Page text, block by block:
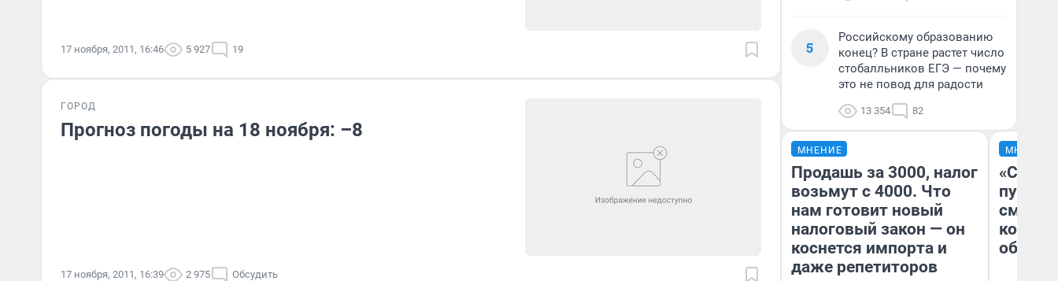
17 ноября, 2011, 16:46 5 927 19
ГОРОД
Прогноз погоды на 18 ноября: –8
17 ноября, 2011, 16:39 2 975 Обсудить
5
Российскому образованию
конец? В стране растет число
стобалльников ЕГЭ — почему
это не повод для радости
13 354 82
МНЕНИЕ
Продашь за 3000, налог
возьмут с 4000. Что
нам готовит новый
налоговый закон — он
коснется импорта и
даже репетиторов
МНЕНИЕ